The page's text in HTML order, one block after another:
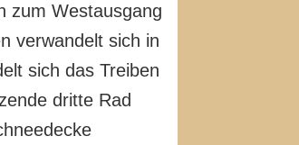
zum Westausgang
verwandelt sich in
sich das Treiben
dritte Rad